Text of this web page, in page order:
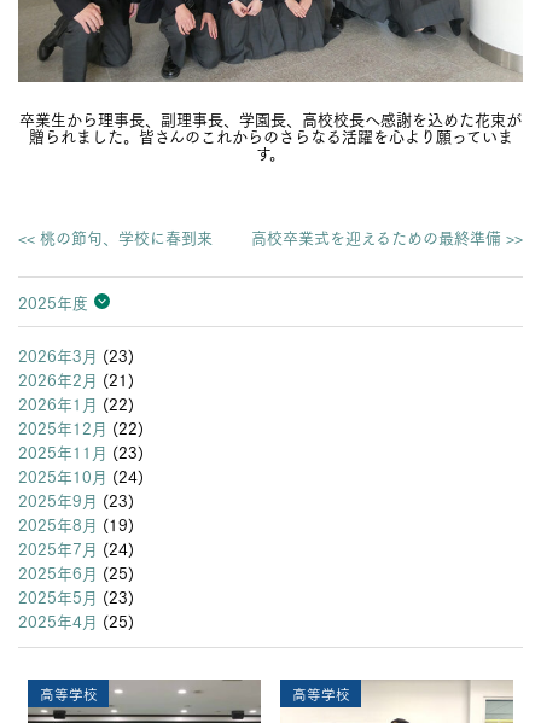
卒業生から理事長、副理事長、学園長、高校校長へ感謝を込めた花束が
贈られました。皆さんのこれからのさらなる活躍を心より願っていま
す。
<< 桃の節句、学校に春到来 高校卒業式を迎えるための最終準備 >>
2025年度
2026年度
2025年度
2024年度
2023年度
2022年度
2021年度
2020年度
2019年度
2018年度
2017年度
2016年度
2015年度
2014年度
2013年度
2026年3月 (23)
2026年2月 (21)
2026年1月 (22)
2025年12月 (22)
2025年11月 (23)
2025年10月 (24)
2025年9月 (23)
2025年8月 (19)
2025年7月 (24)
2025年6月 (25)
2025年5月 (23)
2025年4月 (25)
高等学校 高等学校